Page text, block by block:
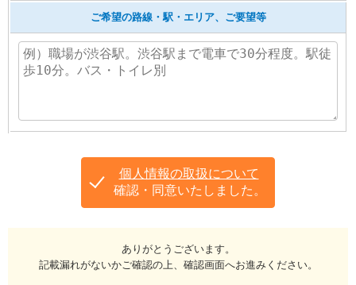
ご希望の路線・駅・エリア、ご要望等
個人情報の取扱について
確認・同意いたしました。
ありがとうございます。
記載漏れがないかご確認の上、確認画面へお進みください。